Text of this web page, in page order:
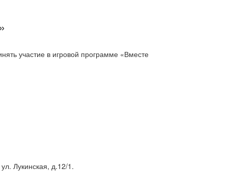
участие в игровой программе «Вместе
Лукинская, д.12/1.